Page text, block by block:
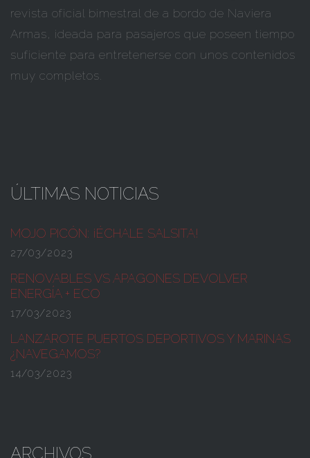
revista oficial bimestral de a bordo de Naviera
Armas, ideada para pasajeros que poseen tiempo
suficiente para entretenerse con unos contenidos
muy completos.
ÚLTIMAS NOTICIAS
MOJO PICÓN: ¡ÉCHALE SALSITA!
27/03/2023
RENOVABLES VS APAGONES DEVOLVER
ENERGÍA + ECO
17/03/2023
LANZAROTE PUERTOS DEPORTIVOS Y MARINAS
¿NAVEGAMOS?
14/03/2023
ARCHIVOS